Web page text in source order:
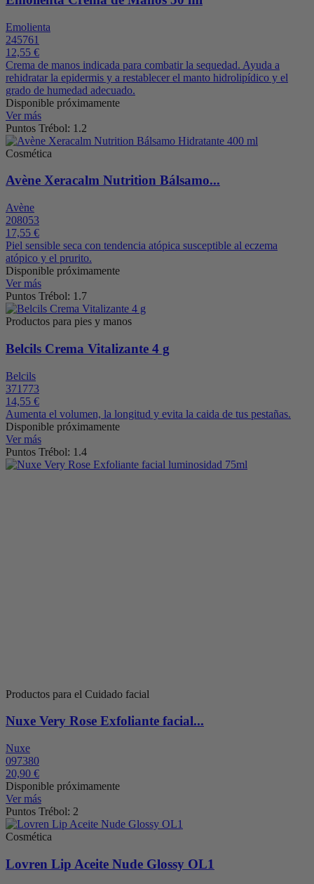
Emolienta
245761
12,55 €
Crema de manos indicada para combatir la sequedad. Ayuda a
rehidratar la epidermis y a restablecer el manto hidrolipídico y el
grado de humedad adecuado.
Disponible próximamente
Ver más
Puntos Trébol: 1.2
Cosmética
Avène Xeracalm Nutrition Bálsamo...
Avène
208053
17,55 €
Piel sensible seca con tendencia atópica susceptible al eczema
atópico y el prurito.
Disponible próximamente
Ver más
Puntos Trébol: 1.7
Productos para pies y manos
Belcils Crema Vitalizante 4 g
Belcils
371773
14,55 €
Aumenta el volumen, la longitud y evita la caida de tus pestañas.
Disponible próximamente
Ver más
Puntos Trébol: 1.4
Productos para el Cuidado facial
Nuxe Very Rose Exfoliante facial...
Nuxe
097380
20,90 €
Disponible próximamente
Ver más
Puntos Trébol: 2
Cosmética
Lovren Lip Aceite Nude Glossy OL1